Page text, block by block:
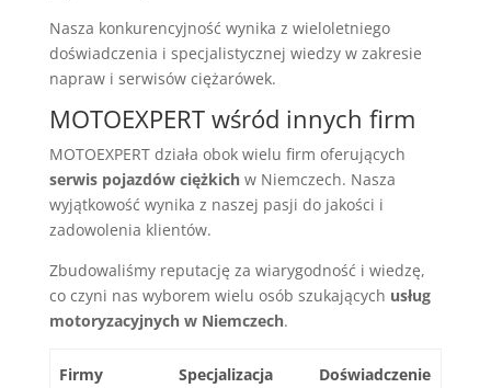
Nasza konkurencyjność wynika z wieloletniego
doświadczenia i specjalistycznej wiedzy w zakresie
napraw i serwisów ciężarówek.
MOTOEXPERT wśród innych firm
MOTOEXPERT działa obok wielu firm oferujących
serwis pojazdów ciężkichw Niemczech. Nasza
wyjątkowość wynika z naszej pasji do jakości i
zadowolenia klientów.
Zbudowaliśmy reputację za wiarygodność i wiedzę,
co czyni nas wyborem wielu osób szukających usług
motoryzacyjnych w Niemczech.
Firmy Specjalizacja Doświadczenie